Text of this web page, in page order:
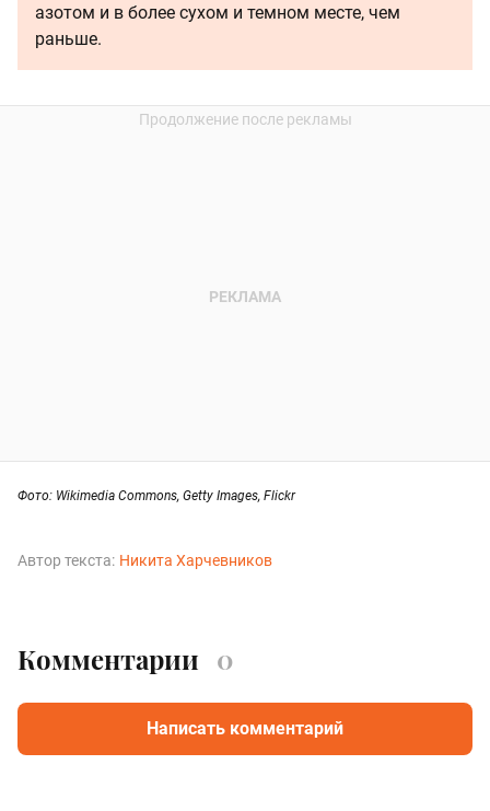
азотом и в более сухом и темном месте, чем
раньше.
Фото: Wikimedia Commons, Getty Images, Flickr
Автор текста: Никита Харчевников
Комментарии 0
Написать комментарий